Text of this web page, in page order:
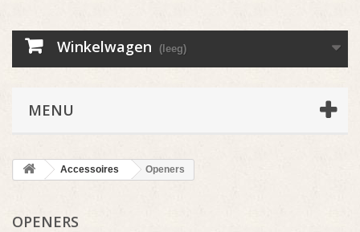
Winkelwagen (leeg)
MENU
Accessoires Openers
OPENERS